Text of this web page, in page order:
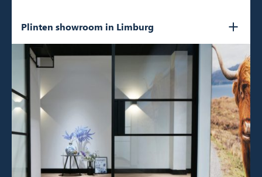
Welke soort plint wilt u?
Wat is de dikte en hoogte van de plint die u
nodig heeft?
Welke kleur plint kiest u?
, ook wel ‘laminaat plint’
genoemd, is een soort plint die u plat op de
vloer kunt plakken. Dit wil dus zeggen dat het
een ‘liggende’ plint is.
Een muurplint is een ‘staande plint’ en wordt
tegen de muur bevestigd. Een muurplint kunt u
Plinten showroom in Limburg